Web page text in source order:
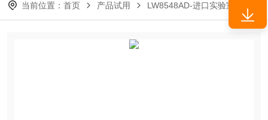
当前位置： 首页 产品试用 LW8548AD-进口实验室洗瓶机